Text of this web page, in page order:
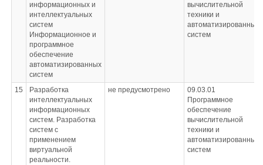
информационных и
интеллектуальных
систем
Информационное и
программное
обеспечение
автоматизированных
систем
вычислительной
техники и
автоматизированных
систем
15
Разработка
интеллектуальных
информационных
систем. Разработка
систем с
применением
виртуальной
реальности.
не предусмотрено
09.03.01
Программное
обеспечение
вычислительной
техники и
автоматизированных
систем